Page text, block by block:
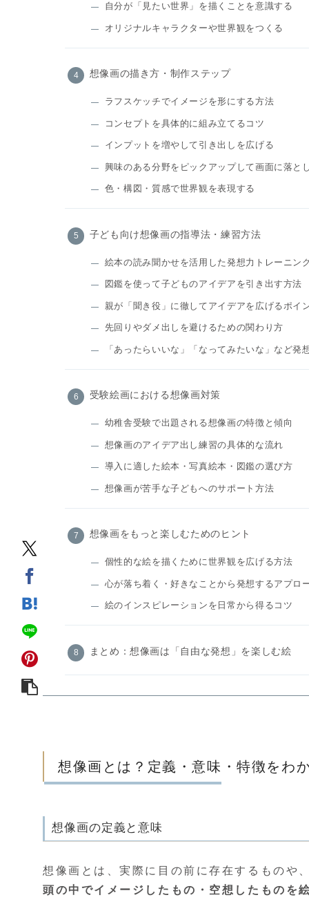
自分が「見たい世界」を描くことを意識する
オリジナルキャラクターや世界観をつくる
想像画の描き方・制作ステップ
ラフスケッチでイメージを形にする方法
コンセプトを具体的に組み立てるコツ
インプットを増やして引き出しを広げる
興味のある分野をピックアップして画面に落と
色・構図・質感で世界観を表現する
子ども向け想像画の指導法・練習方法
絵本の読み聞かせを活用した発想力トレーニン
図鑑を使って子どものアイデアを引き出す方法
親が「聞き役」に徹してアイデアを広げるポイ
先回りやダメ出しを避けるための関わり方
「あったらいいな」「なってみたいな」など発
受験絵画における想像画対策
幼稚舎受験で出題される想像画の特徴と傾向
想像画のアイデア出し練習の具体的な流れ
導入に適した絵本・写真絵本・図鑑の選び方
想像画が苦手な子どもへのサポート方法
想像画をもっと楽しむためのヒント
個性的な絵を描くために世界観を広げる方法
心が落ち着く・好きなことから発想するアプロ
絵のインスピレーションを日常から得るコツ
まとめ：想像画は「自由な発想」を楽しむ絵
想像画とは？定義・意味・特徴をわ
想像画の定義と意味
想像画とは、実際に目の前に存在するものや
頭の中でイメージしたもの・空想したものを